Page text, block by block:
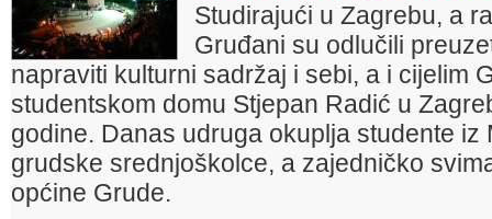
Studirajući u Zagrebu, a
Gruđani su odlučili
napraviti kulturni sadržaj i sebi, a i cijelim
studentskom domu Stjepan Radić u
godine. Danas udruga okuplja studente iz
grudske srednjoškolce, a zajedničko
općine Grude.